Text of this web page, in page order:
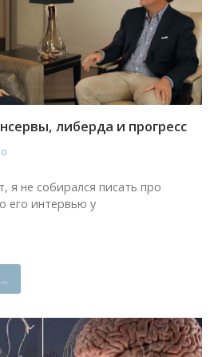
либерда и прогресс
я не собирался писать про
его интервью у